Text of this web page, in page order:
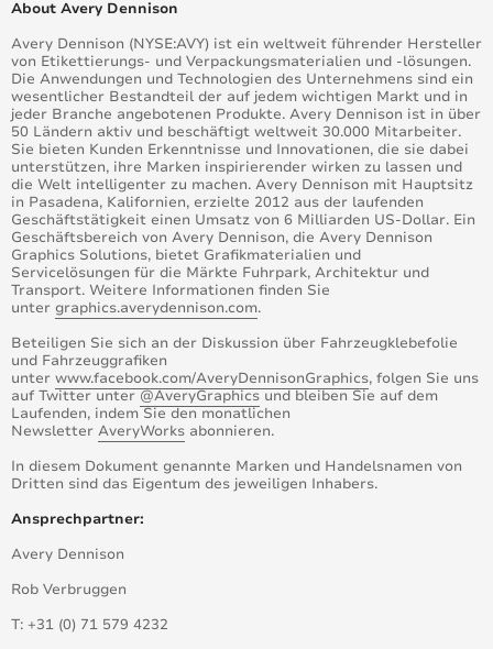
About Avery Dennison
Avery Dennison (NYSE:AVY) ist ein weltweit führender Hersteller
von Etikettierungs- und Verpackungsmaterialien und -lösungen.
Die Anwendungen und Technologien des Unternehmens sind ein
wesentlicher Bestandteil der auf jedem wichtigen Markt und in
jeder Branche angebotenen Produkte. Avery Dennison ist in über
50 Ländern aktiv und beschäftigt weltweit 30.000 Mitarbeiter.
Sie bieten Kunden Erkenntnisse und Innovationen, die sie dabei
unterstützen, ihre Marken inspirierender wirken zu lassen und
die Welt intelligenter zu machen. Avery Dennison mit Hauptsitz
in Pasadena, Kalifornien, erzielte 2012 aus der laufenden
Geschäftstätigkeit einen Umsatz von 6 Milliarden US-Dollar. Ein
Geschäftsbereich von Avery Dennison, die Avery Dennison
Graphics Solutions, bietet Grafikmaterialien und
Servicelösungen für die Märkte Fuhrpark, Architektur und
Transport. Weitere Informationen finden Sie
unter graphics.averydennison.com.
Beteiligen Sie sich an der Diskussion über Fahrzeugklebefolie
und Fahrzeuggrafiken
unter www.facebook.com/AveryDennisonGraphics, folgen Sie uns
auf Twitter unter @AveryGraphics und bleiben Sie auf dem
Laufenden, indem Sie den monatlichen
Newsletter AveryWorks abonnieren.
In diesem Dokument genannte Marken und Handelsnamen von
Dritten sind das Eigentum des jeweiligen Inhabers.
Ansprechpartner:
Avery Dennison
Rob Verbruggen
T: +31 (0) 71 579 4232